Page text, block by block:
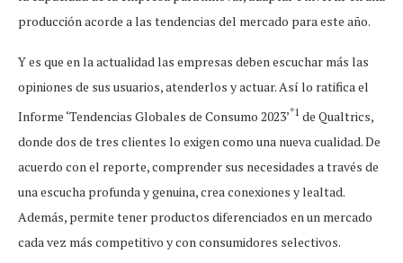
producción acorde a las tendencias del mercado para este año.
Y es que en la actualidad las empresas deben escuchar más las
opiniones de sus usuarios, atenderlos y actuar. Así lo ratifica el
Informe ‘Tendencias Globales de Consumo 2023’*1 de Qualtrics,
donde dos de tres clientes lo exigen como una nueva cualidad. De
acuerdo con el reporte, comprender sus necesidades a través de
una escucha profunda y genuina, crea conexiones y lealtad.
Además, permite tener productos diferenciados en un mercado
cada vez más competitivo y con consumidores selectivos.